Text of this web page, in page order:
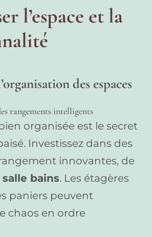
l’espace et la
des espaces
rangements intelligents
organisée est le secret
Investissez dans des
innovantes, de
salle bains. Les étagères
paniers peuvent
chaos en ordre